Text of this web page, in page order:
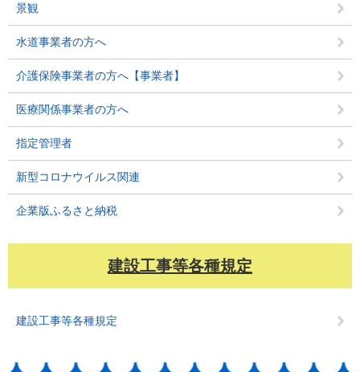
景観
水道事業者の方へ
介護保険事業者の方へ【事業者】
医療関係事業者の方へ
指定管理者
新型コロナウイルス関連
企業版ふるさと納税
建設工事等各種規定
建設工事等各種規定